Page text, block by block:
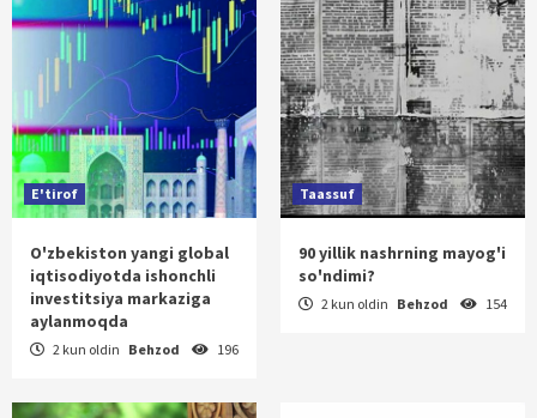
E'tirof
O'zbekiston yangi global
iqtisodiyotda ishonchli
investitsiya markaziga
aylanmoqda
2 kun oldin Behzod 196
Taassuf
90 yillik nashrning mayog'i
so'ndimi?
2 kun oldin Behzod 154